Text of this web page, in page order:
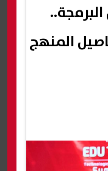
البرمجة..
المنهج